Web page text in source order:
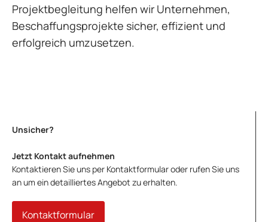
Projektbegleitung helfen wir Unternehmen,
Beschaffungsprojekte sicher, effizient und
erfolgreich umzusetzen.
Unsicher?
Jetzt Kontakt aufnehmen
Kontaktieren Sie uns per Kontaktformular oder rufen Sie uns
an um ein detailliertes Angebot zu erhalten.
Kontaktformular